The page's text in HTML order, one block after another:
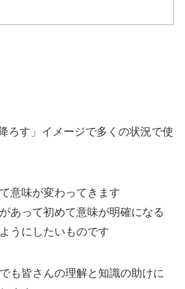
ろす」イメージで多くの状況で使
意味が変わってきます
あって初めて意味が明確になる
うにしたいものです
も皆さんの理解と知識の助けに